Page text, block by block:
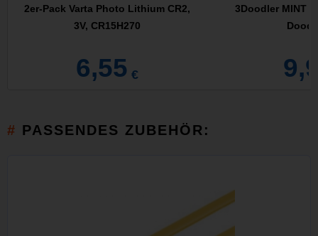
2er-Pack Varta Photo Lithium CR2,
3V, CR15H270
6,55 €
3Doodler MINT
PASSENDES ZUBEHÖR: